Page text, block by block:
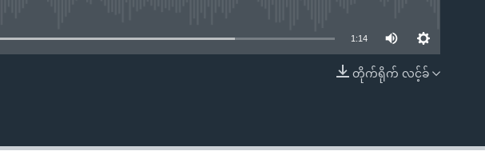
EMBED
1:14
တိုက်ရိုက် လင့်ခ်